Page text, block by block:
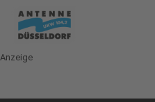
Anzeige